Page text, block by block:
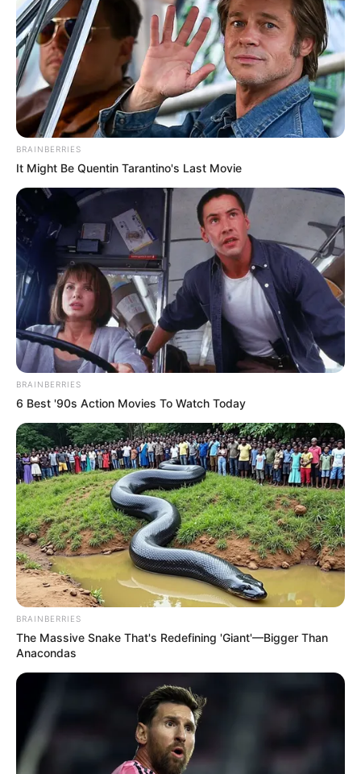
BRAINBERRIES
It Might Be Quentin Tarantino's Last Movie
BRAINBERRIES
6 Best '90s Action Movies To Watch Today
BRAINBERRIES
The Massive Snake That's Redefining 'Giant'—Bigger Than
Anacondas